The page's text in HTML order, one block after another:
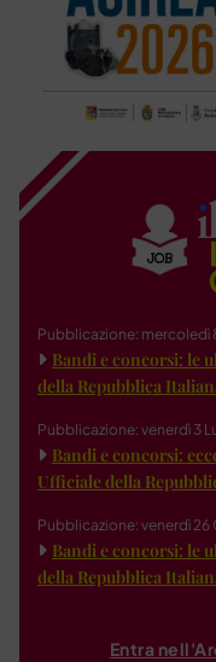
Pubblicazione: mercoledì
Bandi e concorsi: le
della Repubblica
Pubblicazione: venerdì 3
Bandi e concorsi:
Ufficiale della
Pubblicazione: venerdì
Bandi e concorsi: le
della Repubblica
Entra